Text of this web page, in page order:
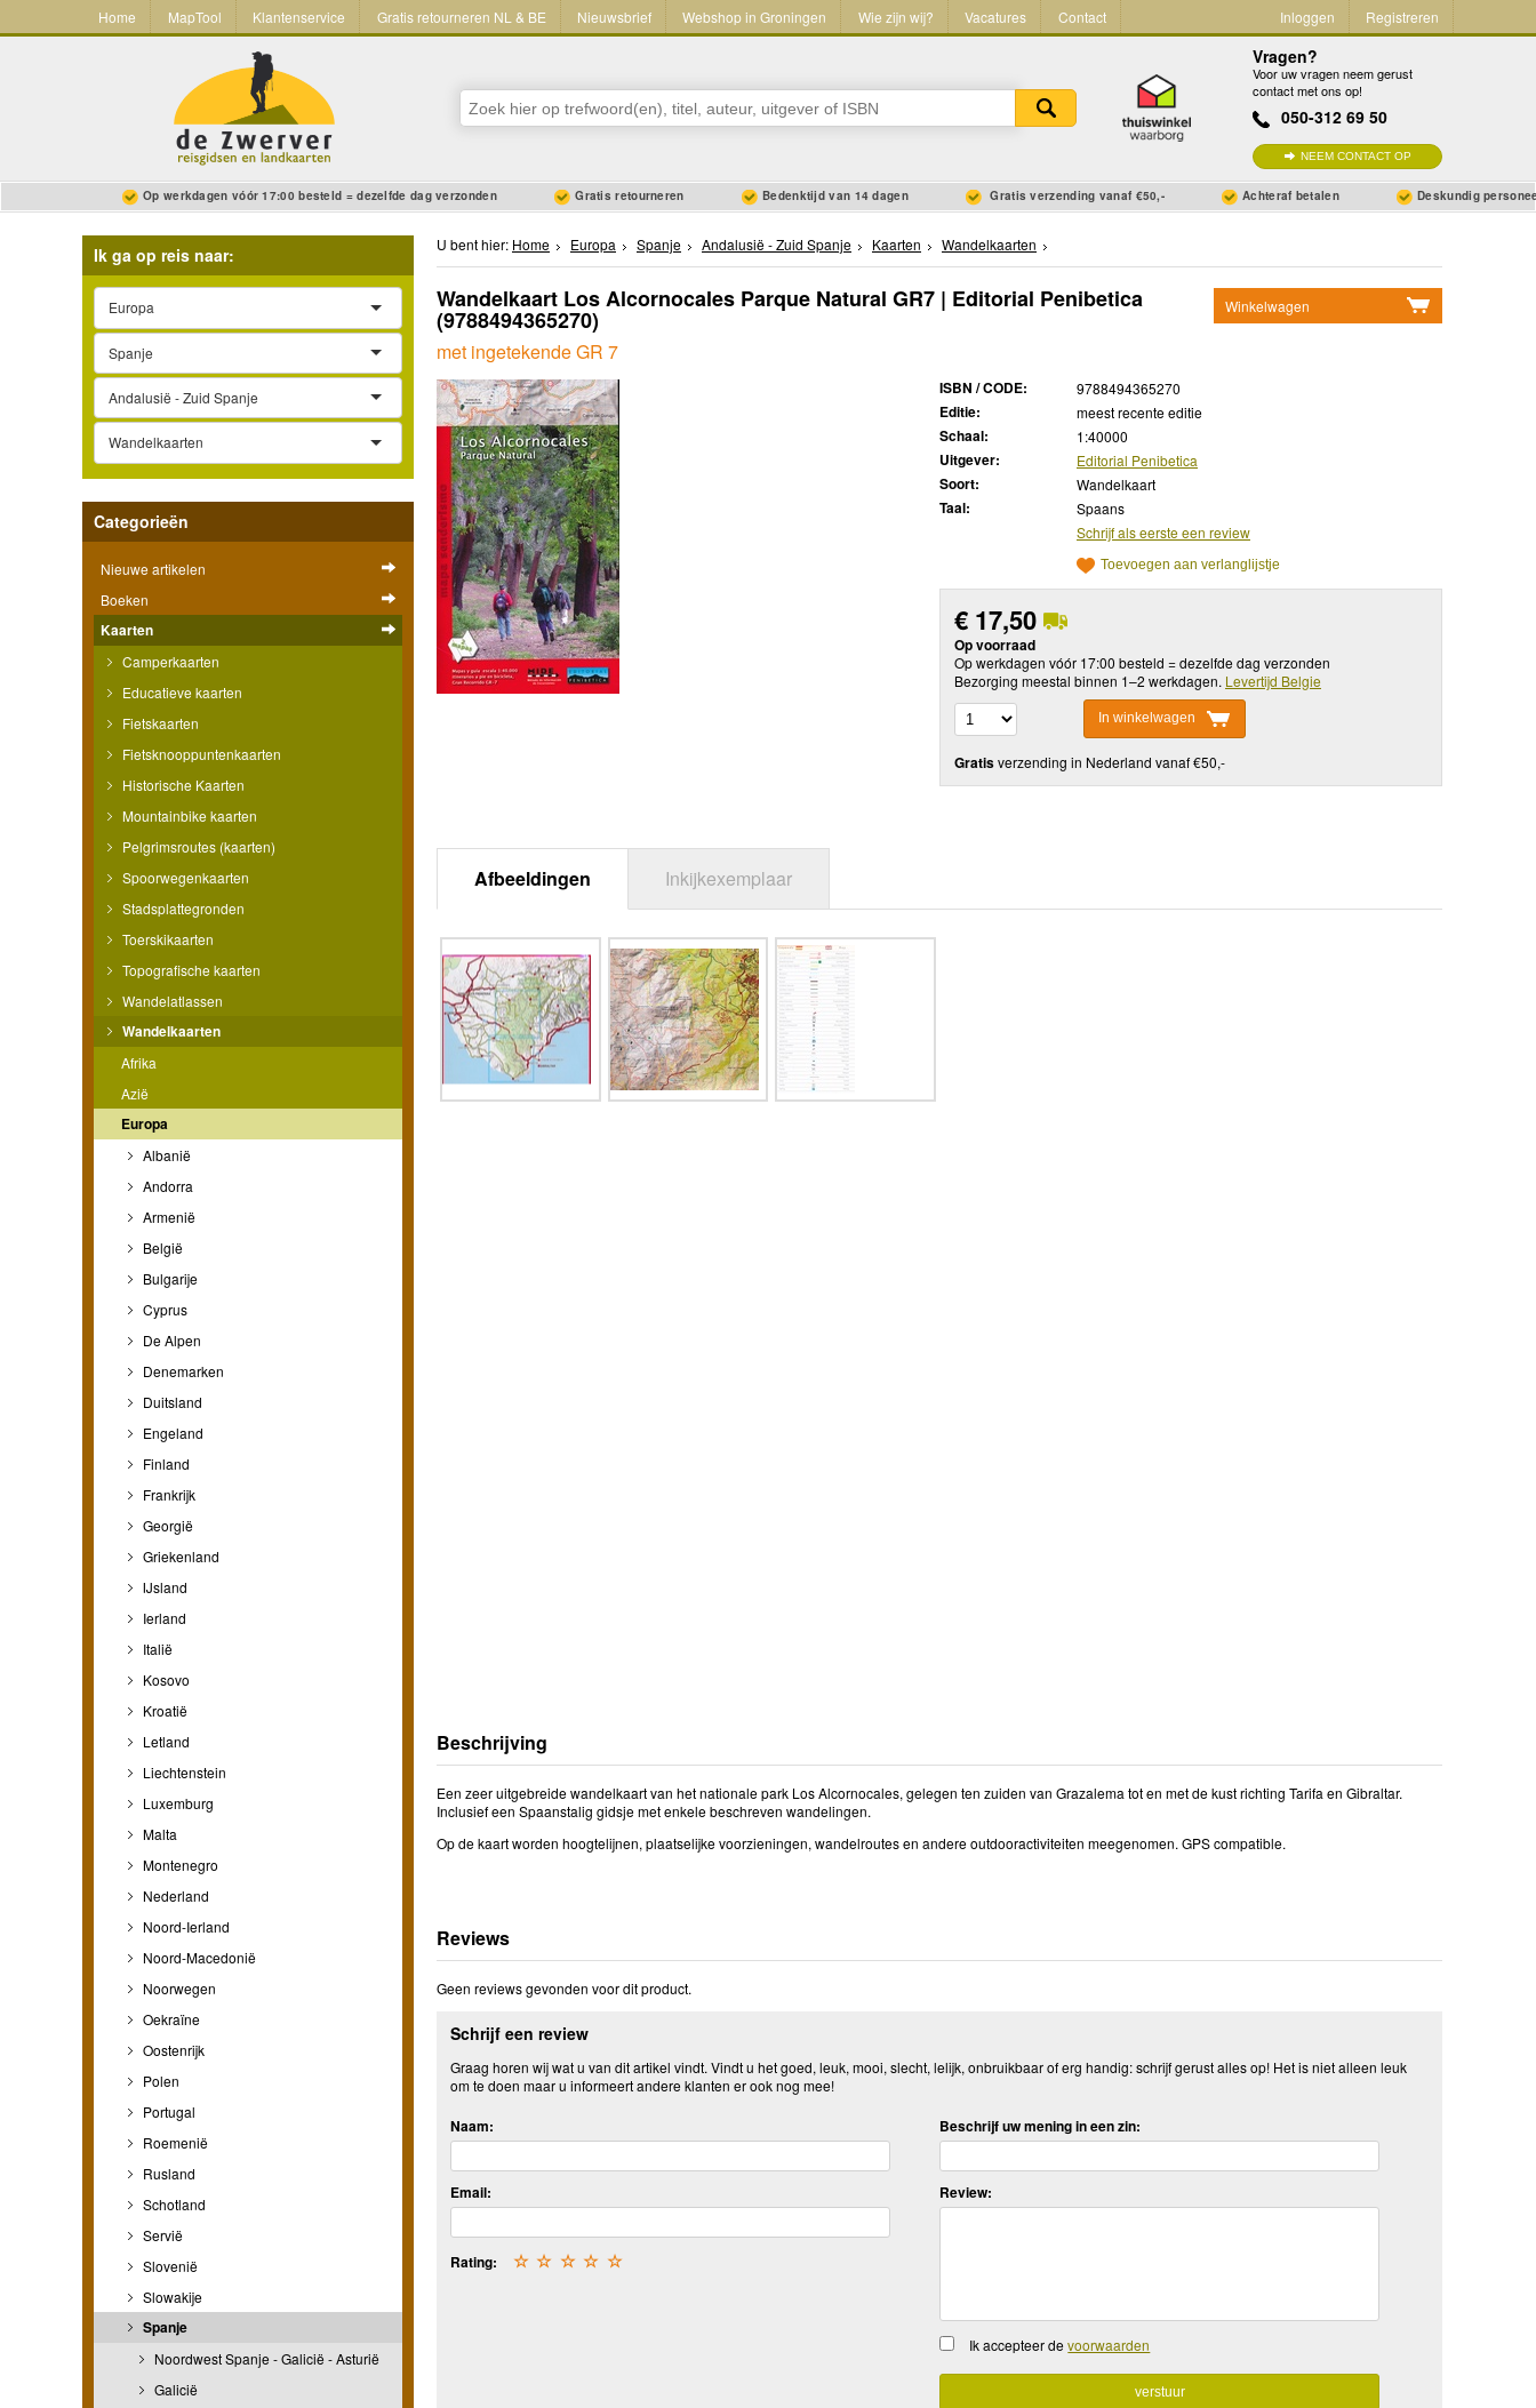
Home MapTool Klantenservice Gratis retourneren NL & BE Nieuwsbrief Webshop in Groningen Wie zijn wij? Vacatures Contact Inloggen Registreren
Vragen?
Voor uw vragen neem gerust
contact met ons op!
050-312 69 50
NEEM CONTACT OP
Op werkdagen vóór 17:00 besteld = dezelfde dag verzonden Gratis retourneren Bedenktijd van 14 dagen Gratis verzending vanaf €50,- Achteraf betalen Deskundig
Ik ga op reis naar:
Europa
Spanje
Andalusië - Zuid Spanje
Wandelkaarten
Categorieën
Nieuwe artikelen
Boeken
Kaarten
Camperkaarten
Educatieve kaarten
Fietskaarten
Fietsknooppuntenkaarten
Historische Kaarten
Mountainbike kaarten
Pelgrimsroutes (kaarten)
Spoorwegenkaarten
Stadsplattegronden
Toerskikaarten
Topografische kaarten
Wandelatlassen
Wandelkaarten
Afrika
Azië
Europa
Albanië
Andorra
Armenië
België
Bulgarije
Cyprus
De Alpen
Denemarken
Duitsland
Engeland
Finland
Frankrijk
Georgië
Griekenland
IJsland
Ierland
Italië
Kosovo
Kroatië
Letland
Liechtenstein
Luxemburg
Malta
Montenegro
Nederland
Noord-Ierland
Noord-Macedonië
Noorwegen
Oekraïne
Oostenrijk
Polen
Portugal
Roemenië
Rusland
Schotland
Servië
Slovenië
Slowakije
Spanje
Noordwest Spanje - Galicië - Asturië
Galicië
U bent hier: Home Europa Spanje Andalusië - Zuid Spanje Kaarten Wandelkaarten
Winkelwagen
Wandelkaart Los Alcornocales Parque Natural GR7 | Editorial Penibetica
(9788494365270)
met ingetekende GR 7
ISBN / CODE: 9788494365270
Editie: meest recente editie
Schaal: 1:40000
Uitgever: Editorial Penibetica
Soort: Wandelkaart
Taal:
Spaans
Schrijf als eerste een review
Toevoegen aan verlanglijstje
€ 17,50
Op voorraad
Op werkdagen vóór 17:00 besteld = dezelfde dag verzonden
Bezorging meestal binnen 1–2 werkdagen. Levertijd Belgie
In winkelwagen
Gratisverzending in Nederland vanaf €50,-
Afbeeldingen Inkijkexemplaar
Beschrijving
Een zeer uitgebreide wandelkaart van het nationale park Los Alcornocales, gelegen ten zuiden van Grazalema tot en met de kust richting Tarifa en Gibraltar.
Inclusief een Spaanstalig gidsje met enkele beschreven wandelingen.
Op de kaart worden hoogtelijnen, plaatselijke voorzieningen, wandelroutes en andere outdooractiviteiten meegenomen. GPS compatible.
Reviews
Geen reviews gevonden voor dit product.
Schrijf een review
Graag horen wij wat u van dit artikel vindt. Vindt u het goed, leuk, mooi, slecht, lelijk, onbruikbaar of erg handig: schrijf gerust alles op! Het is niet alleen leuk
om te doen maar u informeert andere klanten er ook nog mee!
Naam:
Email:
Rating: ☆
☆
☆
☆
☆
Beschrijf uw mening in een zin:
Review:
Ik accepteer devoorwaarden